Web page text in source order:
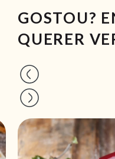
GOSTOU?
QUERER